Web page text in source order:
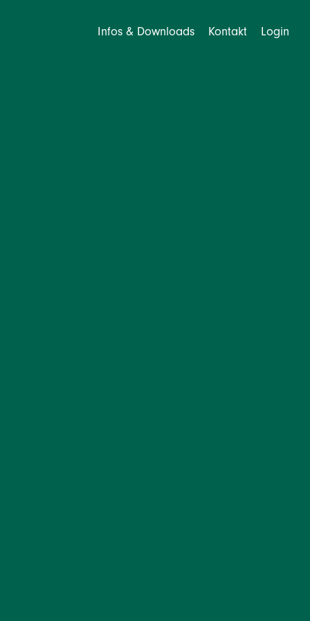
Infos & Downloads Kontakt Login